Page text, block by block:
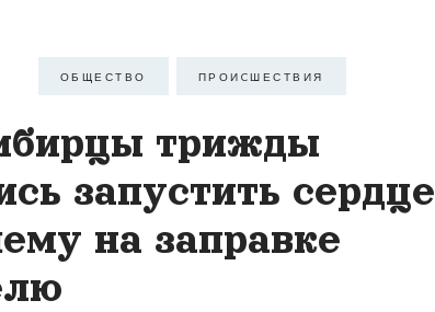
ОБЩЕСТВО ПРОИCШЕСТВИЯ
трижды
запустить сердце
на заправке